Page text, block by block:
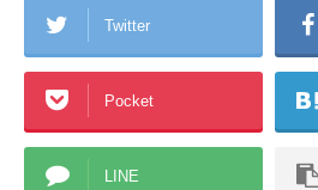
Twitter
Pocket
LINE